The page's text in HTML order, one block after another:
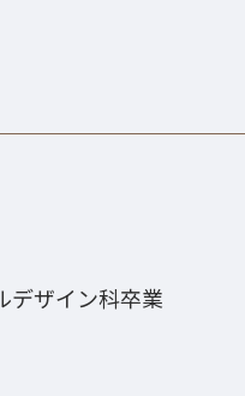
デザイン科卒業